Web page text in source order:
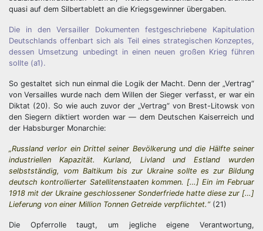
quasi auf dem Silbertablett an die Kriegsgewinner übergaben.
Die in den Versailler Dokumenten festgeschriebene Kapitulation
Deutschlands offenbart sich als Teil eines strategischen Konzeptes,
dessen Umsetzung unbedingt in einen neuen großen Krieg führen
sollte (a1).
So gestaltet sich nun einmal die Logik der Macht. Denn der „Vertrag“
von Versailles wurde nach dem Willen der Sieger verfasst, er war ein
Diktat (20). So wie auch zuvor der „Vertrag“ von Brest-Litowsk von
den Siegern diktiert worden war — dem Deutschen Kaiserreich und
der Habsburger Monarchie:
„Russland verlor ein Drittel seiner Bevölkerung und die Hälfte seiner
industriellen Kapazität. Kurland, Livland und Estland wurden
selbstständig, vom Baltikum bis zur Ukraine sollte es zur Bildung
deutsch kontrollierter Satellitenstaaten kommen. […] Ein im Februar
1918 mit der Ukraine geschlossener Sonderfriede hatte diese zur […]
Lieferung von einer Million Tonnen Getreide verpflichtet.“(21)
Die Opferrolle taugt, um jegliche eigene Verantwortung,